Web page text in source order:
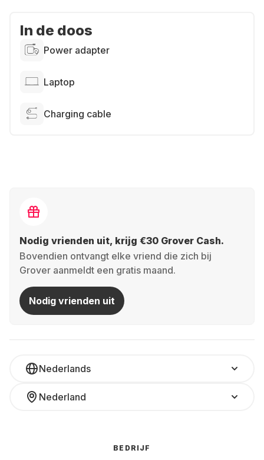
In de doos
Power adapter
Laptop
Charging cable
Nodig vrienden uit, krijg €30 Grover Cash.
Bovendien ontvangt elke vriend die zich bij
Grover aanmeldt een gratis maand.
Nodig vrienden uit
Nederlands
Nederland
BEDRIJF